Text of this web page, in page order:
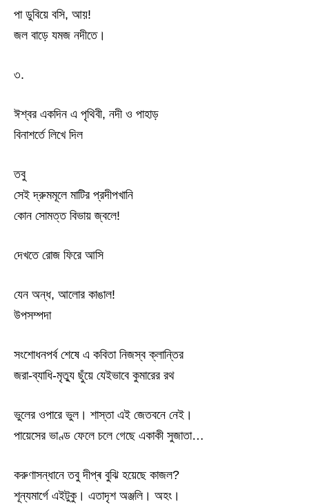
পা ডুবিয়ে বসি, আয়!
জল বাড়ে যমজ নদীতে।
৩.
ঈশ্বর একদিন এ পৃথিবী, নদী ও পাহাড়
বিনাশর্তে লিখে দিল
তবু
সেই দ্রুমমূলে মাটির প্রদীপখানি
কোন সোমত্ত বিভায় জ্বলে!
দেখতে রোজ ফিরে আসি
যেন অন্ধ, আলোর কাঙাল!
উপসম্পদা
সংশোধনপর্ব শেষে এ কবিতা নিজস্ব ক্লান্তির
জরা-ব্যাধি-মৃত্যু ছুঁয়ে যেইভাবে কুমারের রথ
ভুলের ওপারে ভুল। শাস্তা এই জেতবনে নেই।
পায়েসের ভাণ্ড ফেলে চলে গেছে একাকী সুজাতা…
করুণাসন্ধানে তবু দীপ্ৰ বুঝি হয়েছে কাজল?
শূন্যমার্গে এইটুকু। এতাদৃশ অঞ্জলি। অহং।